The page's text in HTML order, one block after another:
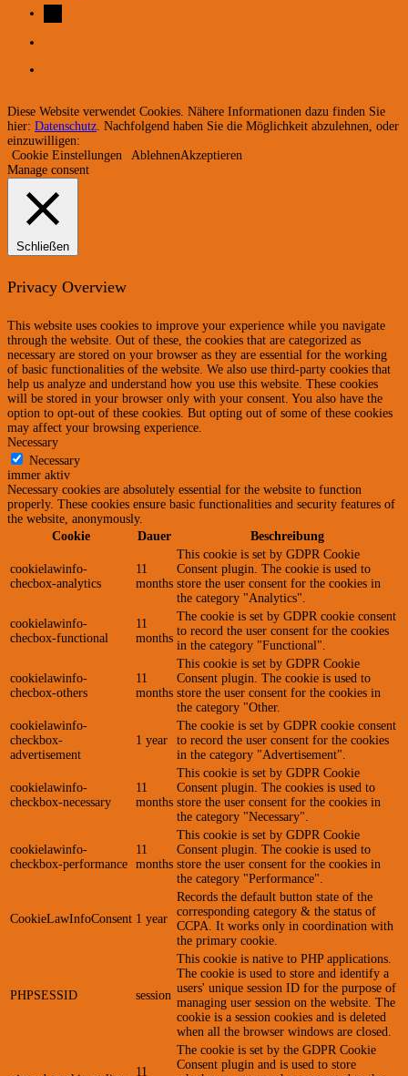
Diese Website verwendet Cookies. Nähere Informationen dazu finden Sie
hier: Datenschutz. Nachfolgend haben Sie die Möglichkeit abzulehnen, oder
einzuwilligen:
Cookie Einstellungen
AblehnenAkzeptieren
Manage consent
Schließen
Privacy Overview
This website uses cookies to improve your experience while you navigate
through the website. Out of these, the cookies that are categorized as
necessary are stored on your browser as they are essential for the working
of basic functionalities of the website. We also use third-party cookies that
help us analyze and understand how you use this website. These cookies
will be stored in your browser only with your consent. You also have the
option to opt-out of these cookies. But opting out of some of these cookies
may affect your browsing experience.
Necessary
Necessary
immer aktiv
Necessary cookies are absolutely essential for the website to function
properly. These cookies ensure basic functionalities and security features of
the website, anonymously.
Cookie
Dauer Beschreibung
cookielawinfo-
checbox-analytics
11
months
This cookie is set by GDPR Cookie
Consent plugin. The cookie is used to
store the user consent for the cookies in
the category "Analytics".
cookielawinfo-
checbox-functional
11
months
The cookie is set by GDPR cookie consent
to record the user consent for the cookies
in the category "Functional".
cookielawinfo-
checbox-others
11
months
This cookie is set by GDPR Cookie
Consent plugin. The cookie is used to
store the user consent for the cookies in
the category "Other.
cookielawinfo-
checkbox-
advertisement
1 year
The cookie is set by GDPR cookie consent
to record the user consent for the cookies
in the category "Advertisement".
cookielawinfo-
checkbox-necessary
11
months
This cookie is set by GDPR Cookie
Consent plugin. The cookies is used to
store the user consent for the cookies in
the category "Necessary".
cookielawinfo-
checkbox-performance
11
months
This cookie is set by GDPR Cookie
Consent plugin. The cookie is used to
store the user consent for the cookies in
the category "Performance".
CookieLawInfoConsent 1 year
Records the default button state of the
corresponding category & the status of
CCPA. It works only in coordination with
the primary cookie.
PHPSESSID session
This cookie is native to PHP applications.
The cookie is used to store and identify a
users' unique session ID for the purpose of
managing user session on the website. The
cookie is a session cookies and is deleted
when all the browser windows are closed.
11
The cookie is set by the GDPR Cookie
Consent plugin and is used to store